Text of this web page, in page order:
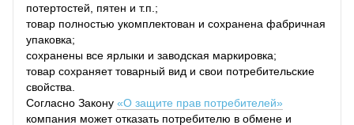
потертостей, пятен и т.п.;
товар полностью укомплектован и сохранена фабричная
упаковка;
сохранены все ярлыки и заводская маркировка;
товар сохраняет товарный вид и свои потребительские
свойства.
Согласно Закону «О защите прав потребителей»
компания может отказать потребителю в обмене и